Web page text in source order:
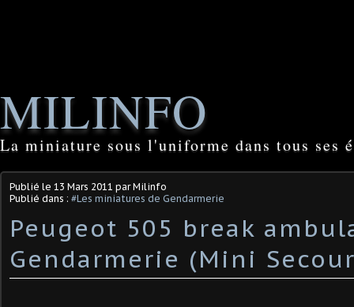
MILINFO
La miniature sous l'uniforme dans tous ses
Publié le 13 Mars 2011 par Milinfo
Publié dans : #Les miniatures de Gendarmerie
Peugeot 505 break
Gendarmerie (Mini